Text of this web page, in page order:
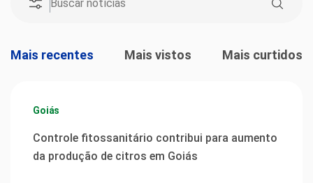
Mais recentes Mais vistos Mais curtidos
Goiás
Controle fitossanitário contribui para aumento
da produção de citros em Goiás